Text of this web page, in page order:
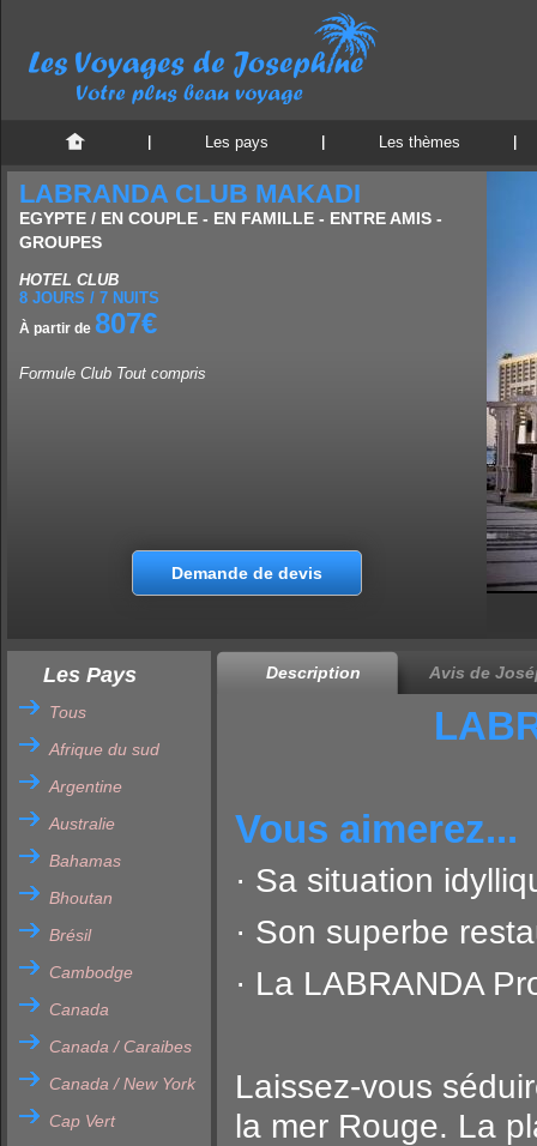
Les pays Les thèmes
LABRANDA CLUB MAKADI
EGYPTE / EN COUPLE - EN FAMILLE - ENTRE AMIS -
GROUPES
HOTEL CLUB
8 JOURS / 7 NUITS
À partir de 807€
Formule Club Tout compris
Demande de devis
Les Pays
Tous
Afrique du sud
Argentine
Australie
Bahamas
Bhoutan
Brésil
Cambodge
Canada
Canada / Caraibes
Canada / New York
Cap Vert
Description Avis de
Vous aimerez...
· Sa situation
· Son superbe
· La LABRANDA
Laissez-vous
la mer Rouge. La